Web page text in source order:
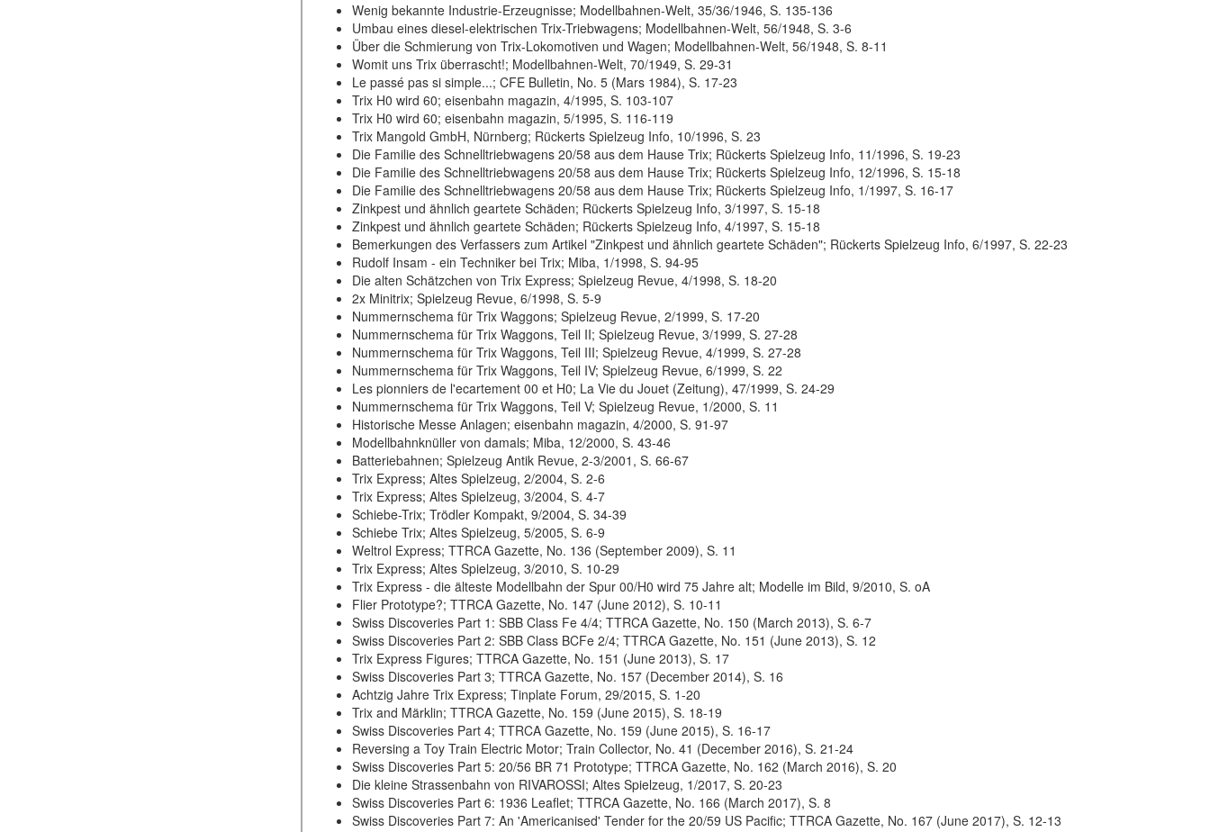
Wenig bekannte Industrie-Erzeugnisse; Modellbahnen-Welt, 35/36/1946, S. 135-136
Umbau eines diesel-elektrischen Trix-Triebwagens; Modellbahnen-Welt, 56/1948, S. 3-6
Über die Schmierung von Trix-Lokomotiven und Wagen; Modellbahnen-Welt, 56/1948, S. 8-11
Womit uns Trix überrascht!; Modellbahnen-Welt, 70/1949, S. 29-31
Le passé pas si simple...; CFE Bulletin, No. 5 (Mars 1984), S. 17-23
Trix H0 wird 60; eisenbahn magazin, 4/1995, S. 103-107
Trix H0 wird 60; eisenbahn magazin, 5/1995, S. 116-119
Trix Mangold GmbH, Nürnberg; Rückerts Spielzeug Info, 10/1996, S. 23
Die Familie des Schnelltriebwagens 20/58 aus dem Hause Trix; Rückerts Spielzeug Info, 11/1996, S. 19-23
Die Familie des Schnelltriebwagens 20/58 aus dem Hause Trix; Rückerts Spielzeug Info, 12/1996, S. 15-18
Die Familie des Schnelltriebwagens 20/58 aus dem Hause Trix; Rückerts Spielzeug Info, 1/1997, S. 16-17
Zinkpest und ähnlich geartete Schäden; Rückerts Spielzeug Info, 3/1997, S. 15-18
Zinkpest und ähnlich geartete Schäden; Rückerts Spielzeug Info, 4/1997, S. 15-18
Bemerkungen des Verfassers zum Artikel "Zinkpest und ähnlich geartete Schäden"; Rückerts Spielzeug Info, 6/1997, S. 22-23
Rudolf Insam - ein Techniker bei Trix; Miba, 1/1998, S. 94-95
Die alten Schätzchen von Trix Express; Spielzeug Revue, 4/1998, S. 18-20
2x Minitrix; Spielzeug Revue, 6/1998, S. 5-9
Nummernschema für Trix Waggons; Spielzeug Revue, 2/1999, S. 17-20
Nummernschema für Trix Waggons, Teil II; Spielzeug Revue, 3/1999, S. 27-28
Nummernschema für Trix Waggons, Teil III; Spielzeug Revue, 4/1999, S. 27-28
Nummernschema für Trix Waggons, Teil IV; Spielzeug Revue, 6/1999, S. 22
Les pionniers de l'ecartement 00 et H0; La Vie du Jouet (Zeitung), 47/1999, S. 24-29
Nummernschema für Trix Waggons, Teil V; Spielzeug Revue, 1/2000, S. 11
Historische Messe Anlagen; eisenbahn magazin, 4/2000, S. 91-97
Modellbahnknüller von damals; Miba, 12/2000, S. 43-46
Batteriebahnen; Spielzeug Antik Revue, 2-3/2001, S. 66-67
Trix Express; Altes Spielzeug, 2/2004, S. 2-6
Trix Express; Altes Spielzeug, 3/2004, S. 4-7
Schiebe-Trix; Trödler Kompakt, 9/2004, S. 34-39
Schiebe Trix; Altes Spielzeug, 5/2005, S. 6-9
Weltrol Express; TTRCA Gazette, No. 136 (September 2009), S. 11
Trix Express; Altes Spielzeug, 3/2010, S. 10-29
Trix Express - die älteste Modellbahn der Spur 00/H0 wird 75 Jahre alt; Modelle im Bild, 9/2010, S. oA
Flier Prototype?; TTRCA Gazette, No. 147 (June 2012), S. 10-11
Swiss Discoveries Part 1: SBB Class Fe 4/4; TTRCA Gazette, No. 150 (March 2013), S. 6-7
Swiss Discoveries Part 2: SBB Class BCFe 2/4; TTRCA Gazette, No. 151 (June 2013), S. 12
Trix Express Figures; TTRCA Gazette, No. 151 (June 2013), S. 17
Swiss Discoveries Part 3; TTRCA Gazette, No. 157 (December 2014), S. 16
Achtzig Jahre Trix Express; Tinplate Forum, 29/2015, S. 1-20
Trix and Märklin; TTRCA Gazette, No. 159 (June 2015), S. 18-19
Swiss Discoveries Part 4; TTRCA Gazette, No. 159 (June 2015), S. 16-17
Reversing a Toy Train Electric Motor; Train Collector, No. 41 (December 2016), S. 21-24
Swiss Discoveries Part 5: 20/56 BR 71 Prototype; TTRCA Gazette, No. 162 (March 2016), S. 20
Die kleine Strassenbahn von RIVAROSSI; Altes Spielzeug, 1/2017, S. 20-23
Swiss Discoveries Part 6: 1936 Leaflet; TTRCA Gazette, No. 166 (March 2017), S. 8
Swiss Discoveries Part 7: An 'Americanised' Tender for the 20/59 US Pacific; TTRCA Gazette, No. 167 (June 2017), S. 12-13